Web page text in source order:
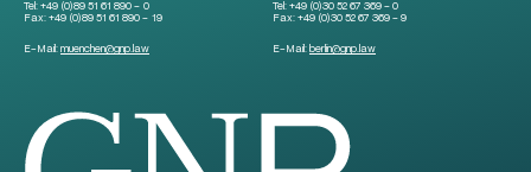
Tel:+49 (0)89 51 61 890 – 0
Fax:+49 (0)89 51 61 890 – 19
E-Mail:muenchen@gnp.law
Tel: +49 (0)30 52 67 369 – 0
Fax: +49 (0)30 52 67 369 – 9
E-Mail: berlin@gnp.law